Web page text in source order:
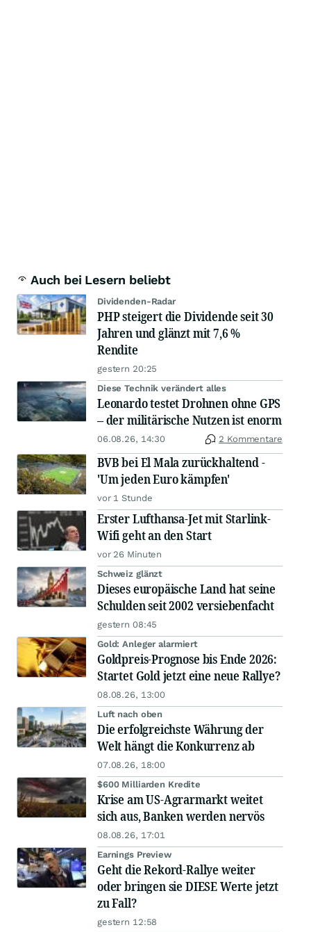
Auch bei Lesern beliebt
Dividenden-Radar
PHP steigert die Dividende seit 30
Jahren und glänzt mit 7,6 %
Rendite
gestern 20:25
Diese Technik verändert alles
Leonardo testet Drohnen ohne GPS
– der militärische Nutzen ist enorm
06.08.26, 14:30 2 Kommentare
BVB bei El Mala zurückhaltend -
'Um jeden Euro kämpfen'
vor 1 Stunde
Erster Lufthansa-Jet mit Starlink-
Wifi geht an den Start
vor 26 Minuten
Schweiz glänzt
Dieses europäische Land hat seine
Schulden seit 2002 versiebenfacht
gestern 08:45
Gold: Anleger alarmiert
Goldpreis-Prognose bis Ende 2026:
Startet Gold jetzt eine neue Rallye?
08.08.26, 13:00
Luft nach oben
Die erfolgreichste Währung der
Welt hängt die Konkurrenz ab
07.08.26, 18:00
$600 Milliarden Kredite
Krise am US-Agrarmarkt weitet
sich aus, Banken werden nervös
08.08.26, 17:01
Earnings Preview
Geht die Rekord-Rallye weiter
oder bringen sie DIESE Werte jetzt
zu Fall?
gestern 12:58